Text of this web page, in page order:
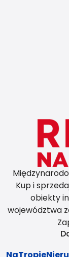
Kup i
obiekty
województwa